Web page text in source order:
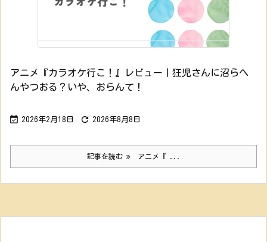
アニメ『カラオケ行こ！』レビュー丨狂児さんに沼らへ
んやつおる？いや、おらんて！
 2026年2月18日  2026年8月8日
記事を読む アニメ『 ...